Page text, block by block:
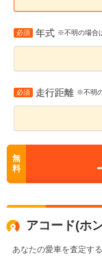
必須 年式 ※不明の場合
必須 走行距離 ※不明
無
料
アコード(ホ
あなたの愛車を査定す